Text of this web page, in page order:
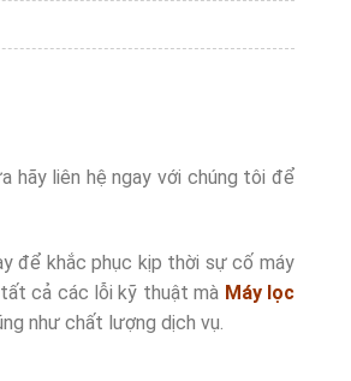
hãy liên hệ ngay với chúng tôi để
để khắc phục kịp thời sự cố máy
tất cả các lỗi kỹ thuật mà Máy lọc
như chất lượng dịch vụ.